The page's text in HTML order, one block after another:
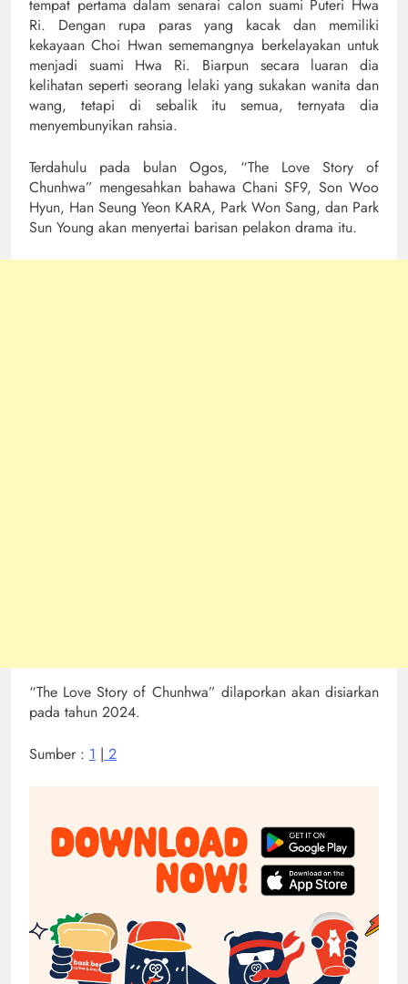
tempat pertama dalam senarai calon suami Puteri Hwa
Ri. Dengan rupa paras yang kacak dan memiliki
kekayaan Choi Hwan sememangnya berkelayakan untuk
menjadi suami Hwa Ri. Biarpun secara luaran dia
kelihatan seperti seorang lelaki yang sukakan wanita dan
wang, tetapi di sebalik itu semua, ternyata dia
menyembunyikan rahsia.
Terdahulu pada bulan Ogos, “The Love Story of
Chunhwa” mengesahkan bahawa Chani SF9, Son Woo
Hyun, Han Seung Yeon KARA, Park Won Sang, dan Park
Sun Young akan menyertai barisan pelakon drama itu.
“The Love Story of Chunhwa” dilaporkan akan disiarkan
pada tahun 2024.
Sumber : 1 | 2